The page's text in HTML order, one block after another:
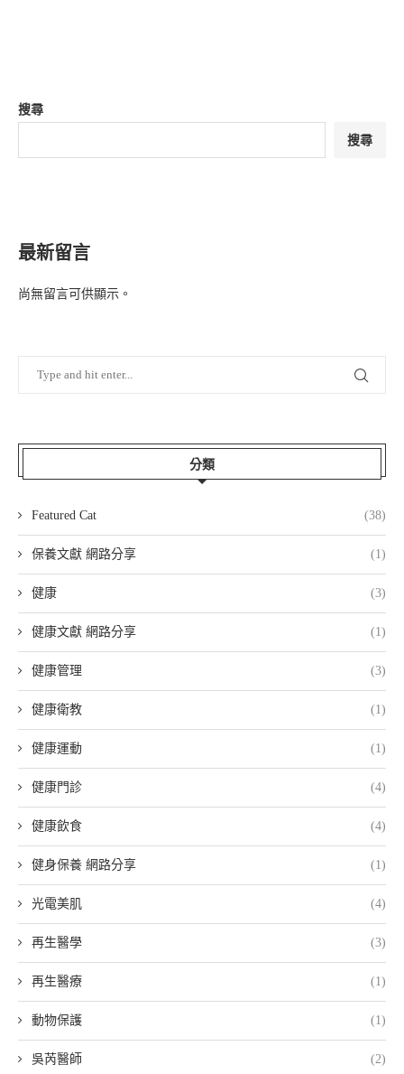
搜尋
搜尋
最新留言
尚無留言可供顯示。
分類
Featured Cat (38)
保養文獻 網路分享 (1)
健康 (3)
健康文獻 網路分享 (1)
健康管理 (3)
健康衛教 (1)
健康運動 (1)
健康門診 (4)
健康飲食 (4)
健身保養 網路分享 (1)
光電美肌 (4)
再生醫學 (3)
再生醫療 (1)
動物保護 (1)
吳芮醫師 (2)